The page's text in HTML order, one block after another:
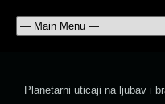
Planetarni uticaji na ljubav i